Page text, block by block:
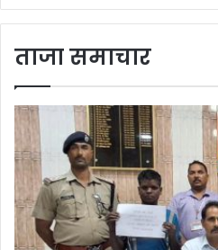
ताजा समाचार